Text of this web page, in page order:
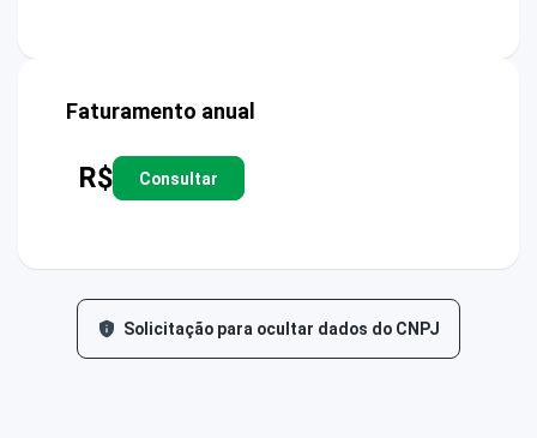
Faturamento anual
R$ Consultar
Solicitação para ocultar dados do CNPJ